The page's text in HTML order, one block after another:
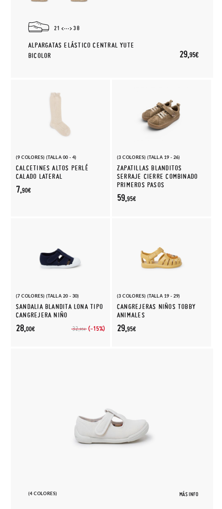
21 38
ALPARGATAS ELÁSTICO CENTRAL YUTE
BICOLOR
29,95€
(9 COLORES) (TALLA 00 - 4)
CALCETINES ALTOS PERLÉ
CALADO LATERAL
7,90€
(3 COLORES) (TALLA 19 - 26)
ZAPATILLAS BLANDITOS
SERRAJE CIERRE COMBINADO
PRIMEROS PASOS
59,95€
(7 COLORES) (TALLA 20 - 30)
SANDALIA BLANDITA LONA TIPO
CANGREJERA NIÑO
32,95€ (-15%)
28,00€
(3 COLORES) (TALLA 19 - 29)
CANGREJERAS NIÑOS TOBBY
ANIMALES
29,95€
(4 COLORES) MÁS INFO